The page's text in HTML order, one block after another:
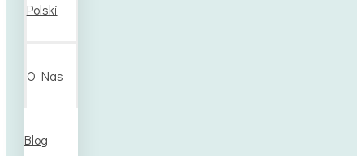
Polski
O Nas
Blog